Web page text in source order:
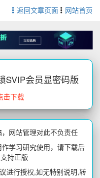
返回文章页面 网站首页
SVIP会员显密码版
击下载
网站管理对此不负责任
学习研究使用，请下载后
持正版
进行授权,如无特别说明,转